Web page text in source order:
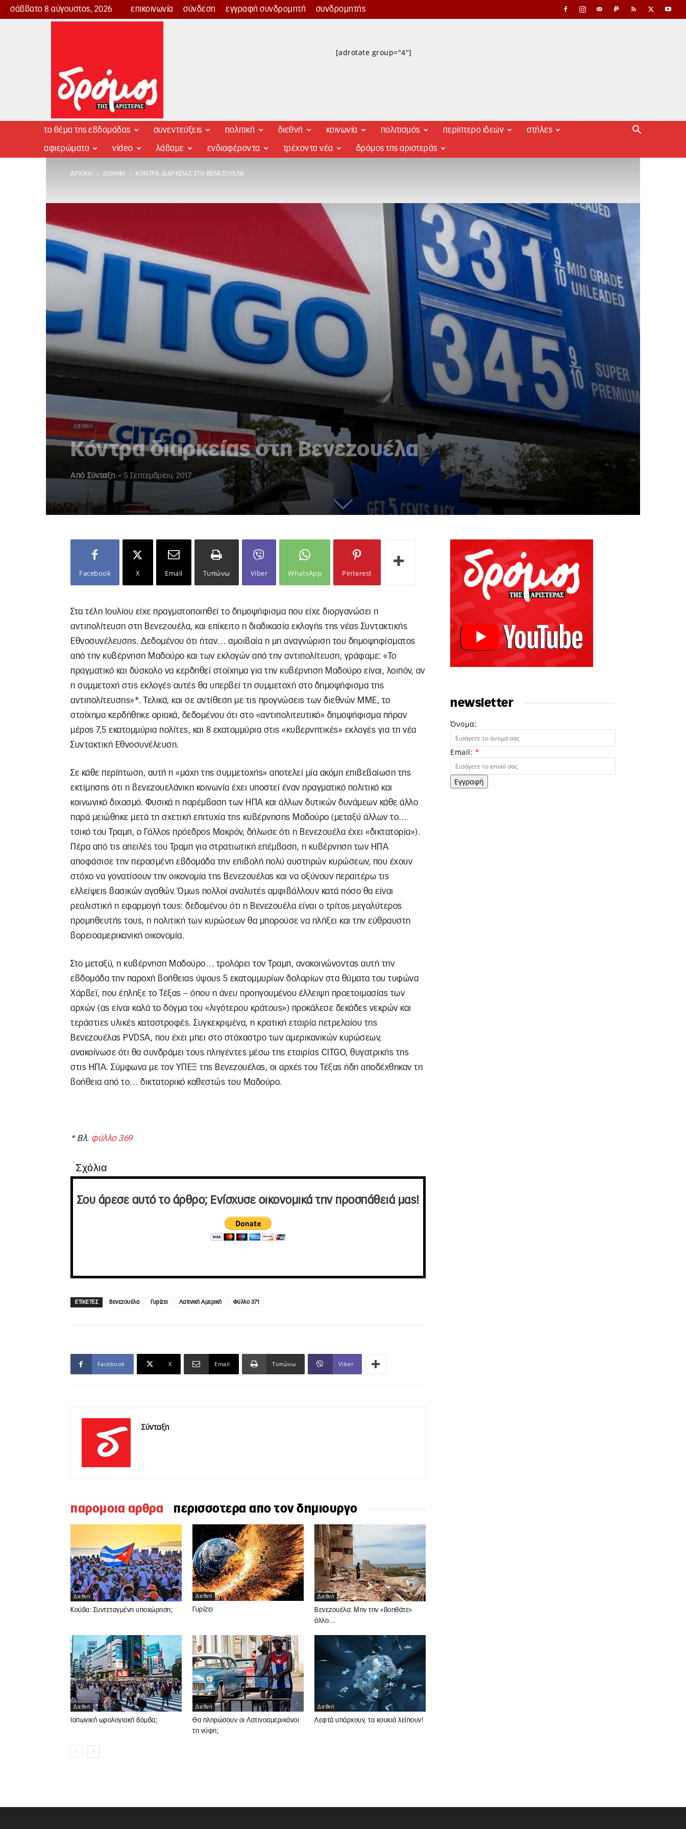
σάββατο 8 αύγουστος, 2026 επικοινωνία σύνδεση εγγραφή συνδρομητή συνδρομητής
Δρόμος
[adrotate group="4"]
το θέμα της εβδομάδας συνεντεύξεις πολιτική διεθνή κοινωνία πολιτισμός περίπτερο ιδεών στήλες
αφιερώματα video λάβαμε ενδιαφέροντα τρέχοντα νέα δρόμος της αριστεράς
ΑΡΧΙΚΉ ΔΙΕΘΝΉ ΚΌΝΤΡΑ ΔΙΑΡΚΕΊΑΣ ΣΤΗ ΒΕΝΕΖΟΥΈΛΑ
ΔΙΕΘΝΉ
Κόντρα διαρκείας στη Βενεζουέλα
Από Σύνταξη - 5 Σεπτεμβρίου, 2017
Facebook X Email Τυπώνω Viber WhatsApp Pinterest
Στα τέλη Ιουλίου είχε πραγματοποιηθεί το δημοψήφισμα που είχε διοργανώσει η
αντιπολίτευση στη Βενεζουέλα, και επίκειτο η διαδικασία εκλογής της νέας Συντακτικής
Εθνοσυνέλευσης. Δεδομένου ότι ήταν… αμοιβαία η μη αναγνώριση του δημοψηφίσματος
από την κυβέρνηση Μαδούρο και των εκλογών από την αντιπολίτευση, γράφαμε: «Το
πραγματικό και δύσκολο να κερδηθεί στοίχημα για την κυβέρνηση Μαδούρο είναι, λοιπόν, αν
η συμμετοχή στις εκλογές αυτές θα υπερβεί τη συμμετοχή στο δημοψήφισμα της
αντιπολίτευσης»*. Τελικά, και σε αντίθεση με τις προγνώσεις των διεθνών ΜΜΕ, το
στοίχημα κερδήθηκε οριακά, δεδομένου ότι στο «αντιπολιτευτικό» δημοψήφισμα πήραν
μέρος 7,5 εκατομμύρια πολίτες, και 8 εκατομμύρια στις «κυβερνητικές» εκλογές για τη νέα
Συντακτική Εθνοσυνέλευση.
Σε κάθε περίπτωση, αυτή η «μάχη της συμμετοχής» αποτελεί μία ακόμη επιβεβαίωση της
εκτίμησης ότι η βενεζουελάνικη κοινωνία έχει υποστεί έναν πραγματικό πολιτικό και
κοινωνικό διχασμό. Φυσικά η παρέμβαση των ΗΠΑ και άλλων δυτικών δυνάμεων κάθε άλλο
παρά μειώθηκε μετά τη σχετική επιτυχία της κυβέρνησης Μαδούρο (μεταξύ άλλων το…
τσικό του Τραμπ, ο Γάλλος πρόεδρος Μακρόν, δήλωσε ότι η Βενεζουέλα έχει «δικτατορία»).
Πέρα από τις απειλές του Τραμπ για στρατιωτική επέμβαση, η κυβέρνηση των ΗΠΑ
αποφάσισε την περασμένη εβδομάδα την επιβολή πολύ αυστηρών κυρώσεων, που έχουν
στόχο να γονατίσουν την οικονομία της Βενεζουέλας και να οξύνουν περαιτέρω τις
ελλείψεις βασικών αγαθών. Όμως πολλοί αναλυτές αμφιβάλλουν κατά πόσο θα είναι
ρεαλιστική η εφαρμογή τους: δεδομένου ότι η Βενεζουέλα είναι ο τρίτος μεγαλύτερος
προμηθευτής τους, η πολιτική των κυρώσεων θα μπορούσε να πλήξει και την εύθραυστη
βορειοαμερικανική οικονομία.
Στο μεταξύ, η κυβέρνηση Μαδούρο… τρολάρει τον Τραμπ, ανακοινώνοντας αυτή την
εβδομάδα την παροχή βοήθειας ύψους 5 εκατομμυρίων δολαρίων στα θύματα του τυφώνα
Χάρβεϊ, που έπληξε το Τέξας – όπου η άνευ προηγουμένου έλλειψη προετοιμασίας των
αρχών (ας είναι καλά το δόγμα του «λιγότερου κράτους») προκάλεσε δεκάδες νεκρών και
τεράστιες υλικές καταστροφές. Συγκεκριμένα, η κρατική εταιρία πετρελαίου της
Βενεζουέλας PVDSA, που έχει μπει στο στόχαστρο των αμερικανικών κυρώσεων,
ανακοίνωσε ότι θα συνδράμει τους πληγέντες μέσω της εταιρίας CITGO, θυγατρικής της
στις ΗΠΑ. Σύμφωνα με τον ΥΠΕΞ της Βενεζουέλας, οι αρχές του Τέξας ήδη αποδέχθηκαν τη
βοήθεια από το… δικτατορικό καθεστώς του Μαδούρο.
* Βλ. φύλλο 369
Σχόλια
Σου άρεσε αυτό το άρθρο; Ενίσχυσε οικονομικά την προσπάθειά μας!
ΕΤΙΚΕΤΕΣ Βενεζουέλα Γυρίζει Λατινική Αμερική Φύλλο 371
Facebook X Email Τυπώνω Viber
Σύνταξη
παρομοια αρθρα περισσοτερα απο τον δημιουργο
Διεθνή
Κούβα: Συντεταγμένη υποχώρηση;
Διεθνή
Γυρίζει
Διεθνή
Βενεζουέλα: Μην την «βοηθάτε»
άλλο…
Διεθνή
Ιαπωνική ωρολογιακή βόμβα;
Διεθνή
Θα πληρώσουν οι Λατινοαμερικάνοι
τη νύφη;
Διεθνή
Λεφτά υπάρχουν, τα κουκιά λείπουν!
newsletter
Όνομα:
Email: *
Εγγραφή